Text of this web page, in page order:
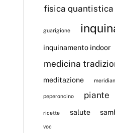
fisica quantistica
guarigione
inquinamento indoor
medicina
meditazione
peperoncino piante
ricette salute
voc